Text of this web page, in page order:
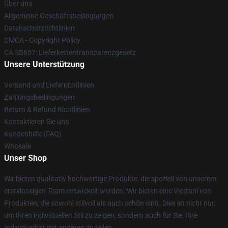
Über uns
Allgemeine Geschäftsbedingungen
Datenschutzrichtlinien
DMCA - Copyright Policy
CA SB657: Lieferkettentransparenzgesetz
Unsere Unterstützung
Versand und Lieferrichtlinien
Zahlungsbedingungen
Return & Refund Richtlinien
Kontaktieren Sie uns
Kundenhilfe (FAQ)
Whosale
Unser Shop
Wir bieten qualitativ hochwertige Produkte, die speziell von unserem
erstklassigen Team entwickelt werden. Wir bieten eine Vielzahl von
Produkten, die sowohl stilvoll als auch schön sind. Dies ist nicht nur,
um Ihren individuellen Stil zu zeigen, sondern auch für Sie, Ihre